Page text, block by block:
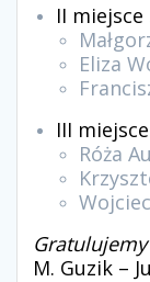
II
Eliza
III
Róża
M. Guzik –